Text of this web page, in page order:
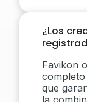
¿Los
Favikon
que
la